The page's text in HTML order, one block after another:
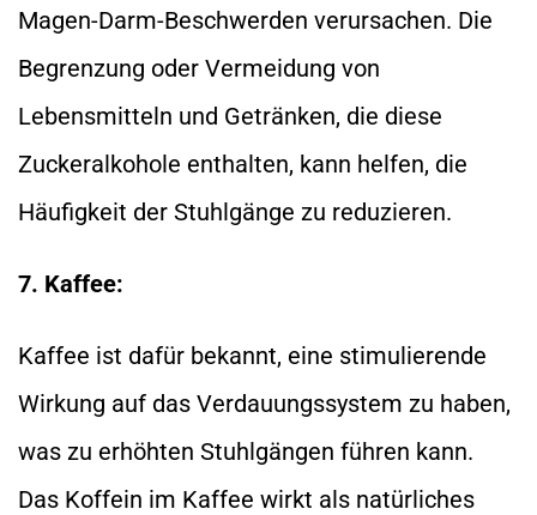
Magen-Darm-Beschwerden verursachen. Die
Begrenzung oder Vermeidung von
Lebensmitteln und Getränken, die diese
Zuckeralkohole enthalten, kann helfen, die
Häufigkeit der Stuhlgänge zu reduzieren.
7. Kaffee:
Kaffee ist dafür bekannt, eine stimulierende
Wirkung auf das Verdauungssystem zu haben,
was zu erhöhten Stuhlgängen führen kann.
Das Koffein im Kaffee wirkt als natürliches